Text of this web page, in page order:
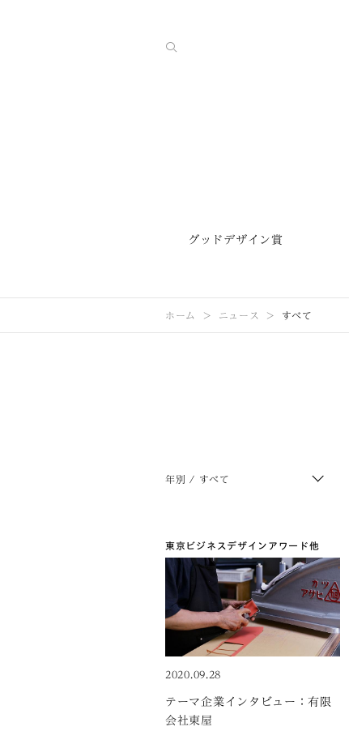
グッドデザイン賞
ホーム ニュース すべて
年別 / すべて
東京ビジネスデザインアワード他
2020.09.28
テーマ企業インタビュー：有限
会社東屋